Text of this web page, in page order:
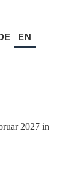
EN
2027 in